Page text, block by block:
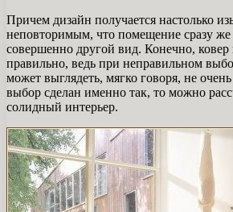
Причем дизайн получается настолько
неповторимым, что помещение сразу же
совершенно другой вид. Конечно,
правильно, ведь при неправильном
может выглядеть, мягко говоря, не
выбор сделан именно так, то можно
солидный интерьер.